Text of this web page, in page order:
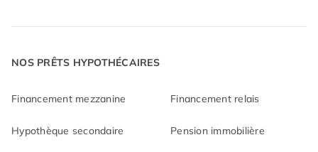
NOS PRÊTS HYPOTHÉCAIRES
Financement mezzanine Financement relais
Hypothèque secondaire Pension immobilière